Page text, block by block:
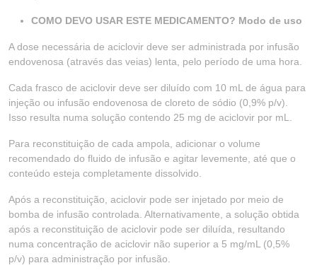
COMO DEVO USAR ESTE MEDICAMENTO? Modo de uso
A dose necessária de aciclovir deve ser administrada por infusão
endovenosa (através das veias) lenta, pelo período de uma hora.
Cada frasco de aciclovir deve ser diluído com 10 mL de água para
injeção ou infusão endovenosa de cloreto de sódio (0,9% p/v).
Isso resulta numa solução contendo 25 mg de aciclovir por mL.
Para reconstituição de cada ampola, adicionar o volume
recomendado do fluido de infusão e agitar levemente, até que o
conteúdo esteja completamente dissolvido.
Após a reconstituição, aciclovir pode ser injetado por meio de
bomba de infusão controlada. Alternativamente, a solução obtida
após a reconstituição de aciclovir pode ser diluída, resultando
numa concentração de aciclovir não superior a 5 mg/mL (0,5%
p/v) para administração por infusão.